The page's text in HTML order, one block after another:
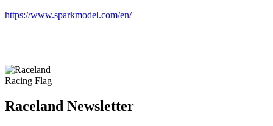
https://www.sparkmodel.com/en/
Raceland Newsletter